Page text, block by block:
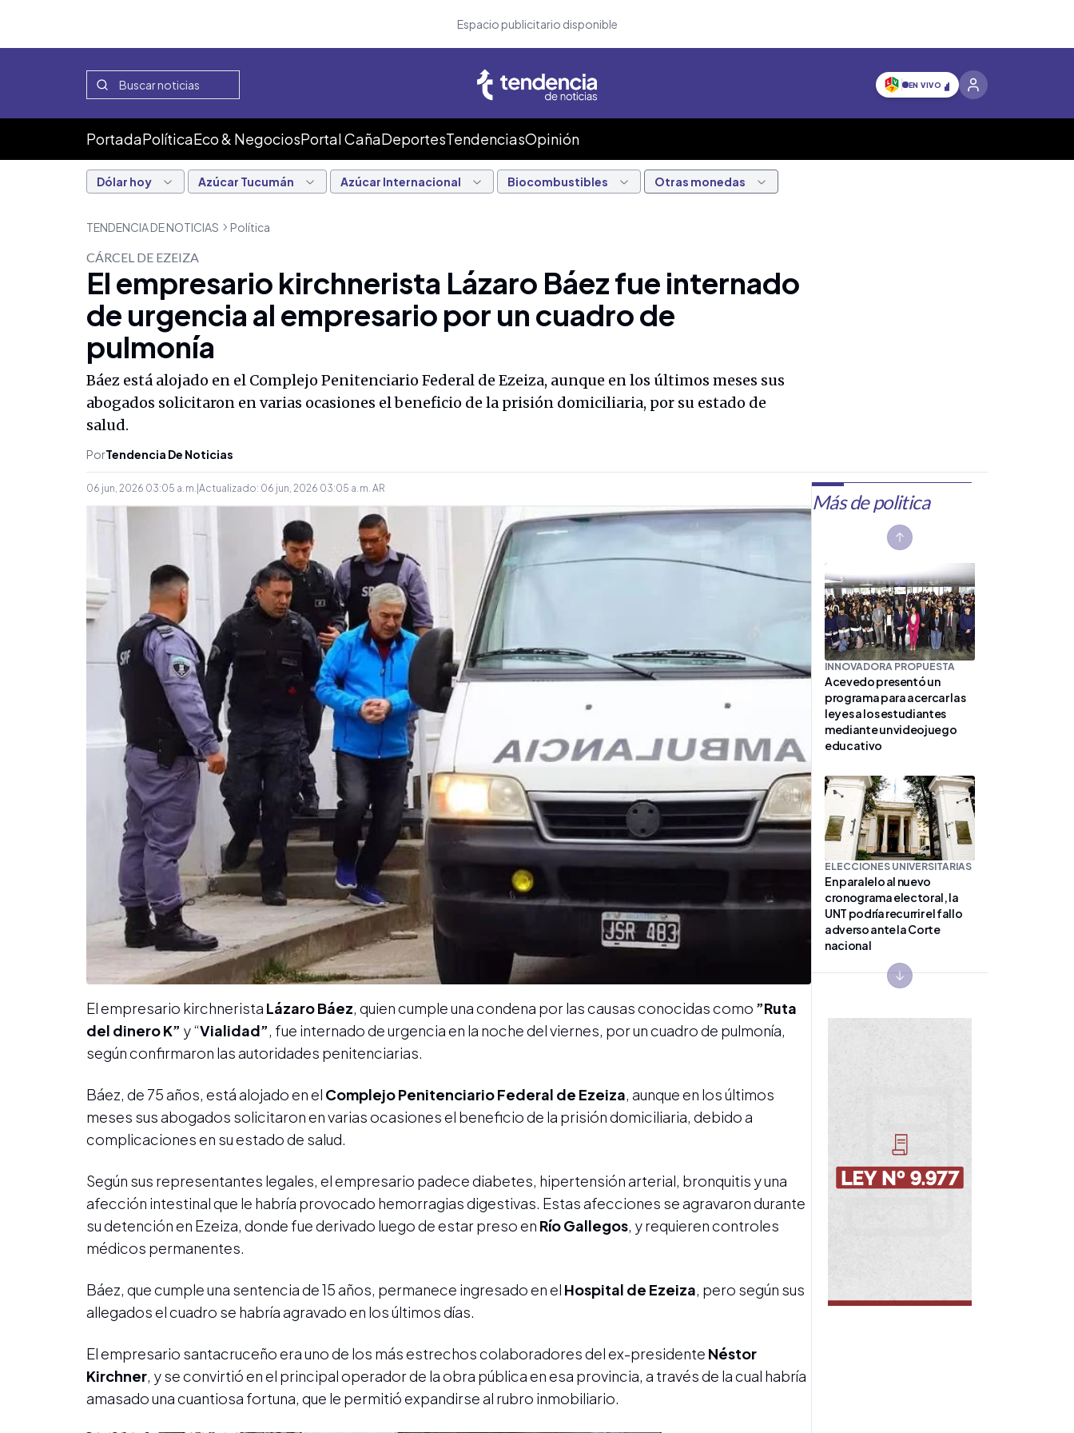
Espacio publicitario disponible
EN VIVO
PortadaPolíticaEco & NegociosPortal CañaDeportesTendenciasOpinión
Dólar hoy Azúcar Tucumán Azúcar Internacional Biocombustibles Otras monedas
TENDENCIA DE NOTICIAS Política
CÁRCEL DE EZEIZA
El empresario kirchnerista Lázaro Báez fue internado
de urgencia al empresario por un cuadro de
pulmonía
Báez está alojado en el Complejo Penitenciario Federal de Ezeiza, aunque en los últimos meses sus
abogados solicitaron en varias ocasiones el beneficio de la prisión domiciliaria, por su estado de
salud.
PorTendencia De Noticias
06 jun, 2026 03:05 a. m. Actualizado: 06 jun, 2026 03:05 a. m. AR
El empresario kirchnerista Lázaro Báez, quien cumple una condena por las causas conocidas como ”Ruta
del dinero K” y “Vialidad”, fue internado de urgencia en la noche del viernes, por un cuadro de pulmonía,
según confirmaron las autoridades penitenciarias.
Báez, de 75 años, está alojado en el Complejo Penitenciario Federal de Ezeiza, aunque en los últimos
meses sus abogados solicitaron en varias ocasiones el beneficio de la prisión domiciliaria, debido a
complicaciones en su estado de salud.
Según sus representantes legales, el empresario padece diabetes, hipertensión arterial, bronquitis y una
afección intestinal que le habría provocado hemorragias digestivas. Estas afecciones se agravaron durante
su detención en Ezeiza, donde fue derivado luego de estar preso en Río Gallegos, y requieren controles
médicos permanentes.
Báez, que cumple una sentencia de 15 años, permanece ingresado en el Hospital de Ezeiza, pero según sus
allegados el cuadro se habría agravado en los últimos días.
El empresario santacruceño era uno de los más estrechos colaboradores del ex-presidente Néstor
Kirchner, y se convirtió en el principal operador de la obra pública en esa provincia, a través de la cual habría
amasado una cuantiosa fortuna, que le permitió expandirse al rubro inmobiliario.
Más de politica
INNOVADORA PROPUESTA
Acevedo presentó un
programa para acercar las
leyes a los estudiantes
mediante un videojuego
educativo
ELECCIONES UNIVERSITARIAS
En paralelo al nuevo
cronograma electoral, la
UNT podría recurrir el fallo
adverso ante la Corte
nacional
cambios en la Ley de
Propiedad Privada con un
mensaje que aludió a Sergio
Massa
Previous slide
Next slide